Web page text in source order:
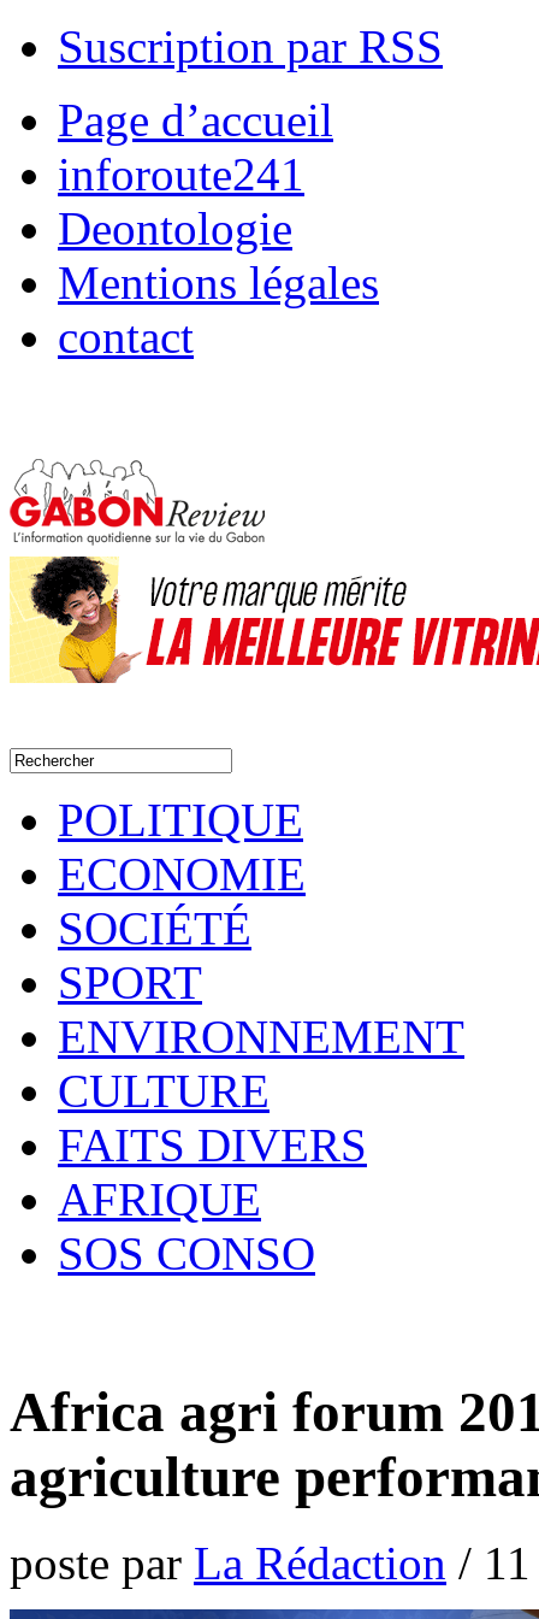
Suscription par RSS
Page d’accueil
inforoute241
Deontologie
Mentions légales
contact
POLITIQUE
ECONOMIE
SOCIÉTÉ
SPORT
ENVIRONNEMENT
CULTURE
FAITS DIVERS
AFRIQUE
SOS CONSO
Africa agri forum
agriculture
poste par La Rédaction /